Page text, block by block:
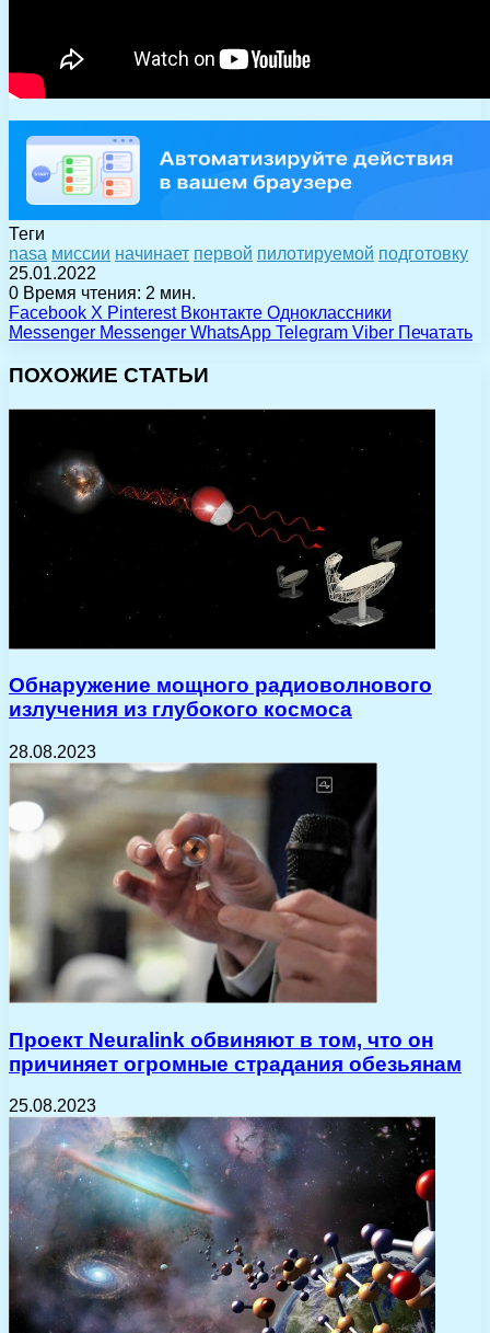
Теги
nasa миссии начинает первой пилотируемой подготовку
25.01.2022
0 Время чтения: 2 мин.
Facebook X Pinterest Вконтакте Одноклассники
Messenger Messenger WhatsApp Telegram Viber Печатать
ПОХОЖИЕ СТАТЬИ
Обнаружение мощного радиоволнового
излучения из глубокого космоса
28.08.2023
Проект Neuralink обвиняют в том, что он
причиняет огромные страдания обезьянам
25.08.2023